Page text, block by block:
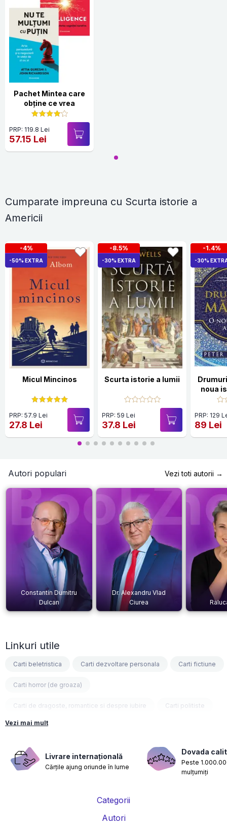
Pachet Mintea care
obține ce vrea
PRP: 119.8 Lei
57.15 Lei
Cumparate impreuna cu Scurta istorie a
Americii
-4%
-50% EXTRA
Micul Mincinos
PRP: 57.9 Lei
27.8 Lei
-8.5%
-30% EXTRA
Scurta istorie a lumii
PRP: 59 Lei
37.8 Lei
-1.4%
-30%
noua
PRP: 129
89 Lei
Autori populari Vezi toti autorii →
Constantin Dumitru
Dulcan
Dr. Alexandru Vlad
Ciurea
Linkuri utile
Carti beletristica Carti dezvoltare personala Carti fictiune
Carti horror (de groaza)
Carti de dragoste, romantice si despre iubire Carti politiste
Carti fantasy
Carti nutritie, sanatate si de slabit Carti diete
Carti despre sarcina si nastere Carti educatie financiara
Vezi mai mult
Livrare internațională
Cărțile ajung oriunde în lume
Dovada
Peste
mulțumiți
Categorii
Autori